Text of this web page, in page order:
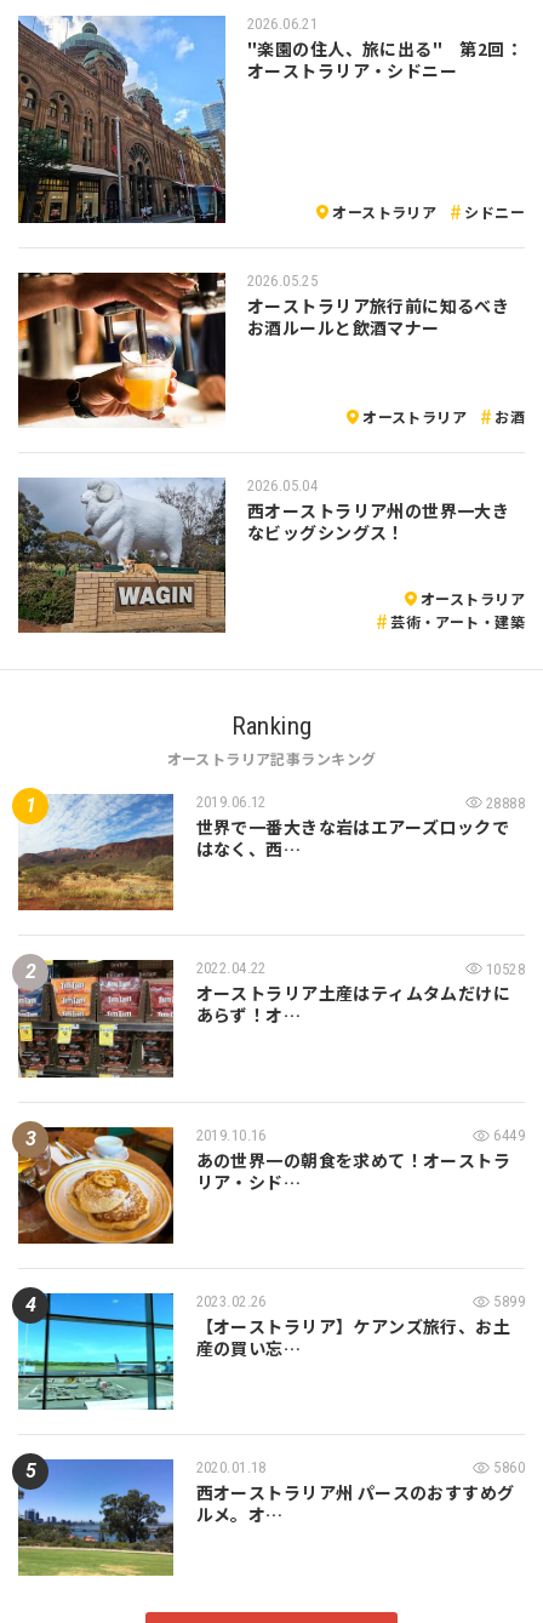
2026.06.21
"楽園の住人、旅に出る" 第2回：
オーストラリア・シドニー
オーストラリア シドニー
2026.05.25
オーストラリア旅行前に知るべき
お酒ルールと飲酒マナー
オーストラリア お酒
2026.05.04
西オーストラリア州の世界一大き
なビッグシングス！
オーストラリア
芸術・アート・建築
Ranking
オーストラリア記事ランキング
2019.06.12 28888
世界で一番大きな岩はエアーズロックで
はなく、西…
2022.04.22 10528
オーストラリア土産はティムタムだけに
あらず！オ…
2019.10.16 6449
あの世界一の朝食を求めて！オーストラ
リア・シド…
2023.02.26 5899
【オーストラリア】ケアンズ旅行、お土
産の買い忘…
2020.01.18 5860
西オーストラリア州 パースのおすすめグ
ルメ。オ…